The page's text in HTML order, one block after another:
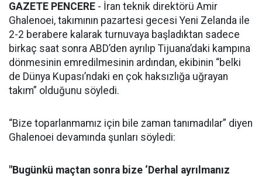
GAZETE PENCERE - İran teknik direktörü Amir
Ghalenoei, takımının pazartesi gecesi Yeni Zelanda ile
2-2 berabere kalarak turnuvaya başladıktan sadece
birkaç saat sonra ABD’den ayrılıp Tijuana’daki kampına
dönmesinin emredilmesinin ardından, ekibinin “belki
de Dünya Kupası’ndaki en çok haksızlığa uğrayan
takım” olduğunu söyledi.
“Bize toparlanmamız için bile zaman tanımadılar” diyen
Ghalenoei devamında şunları söyledi:
"Bugünkü maçtan sonra bize ‘Derhal ayrılmanız